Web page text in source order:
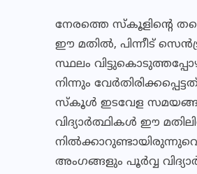
നേരത്തെ സ്‌കൂളിന്റെ
ഈ മതില്‍, പിന്നീട്
സ്ഥലം
നിന്നും
സ്‌കൂള്‍ ഇടവേള
വിദ്യാര്‍ത്ഥികള്‍ ഈ
അംഗങ്ങളും പൂര്‍വ്വ